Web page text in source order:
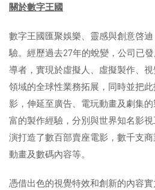
關於數字王國
數字王國匯聚娛樂、靈感與創意啓
驗。經歷過去27年的蛻變，公司已
導者，實現於虛擬人、虛擬製作、
領域的全球性業務拓展，同時並把
影，伸延至廣告、電玩動畫及劇集
富的製作經驗，分別與世界知名影
演打造了數百部賣座電影，數千支
動畫及數碼內容等。
憑借出色的視覺特效和創新的內容